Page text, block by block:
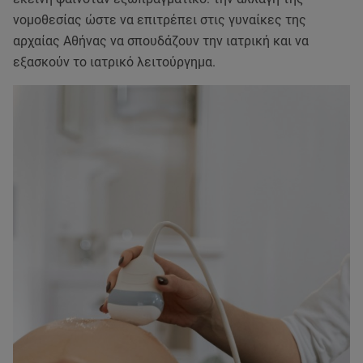
νομοθεσίας ώστε να επιτρέπει στις γυναίκες της
αρχαίας Αθήνας να σπουδάζουν την ιατρική και να
εξασκούν το ιατρικό λειτούργημα.